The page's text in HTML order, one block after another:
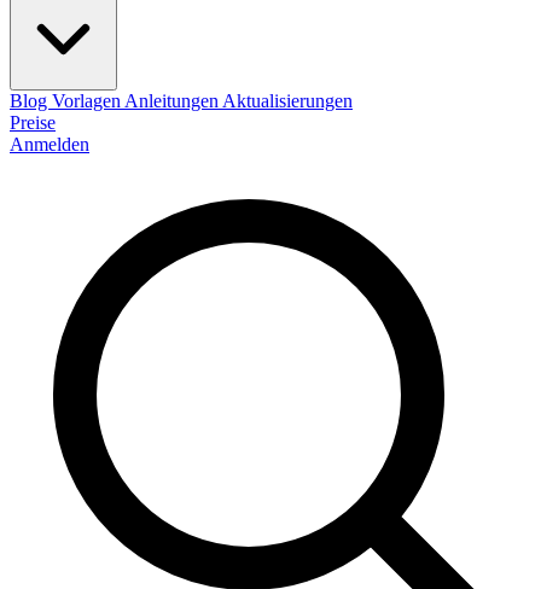
Blog Vorlagen Anleitungen Aktualisierungen
Preise
Anmelden